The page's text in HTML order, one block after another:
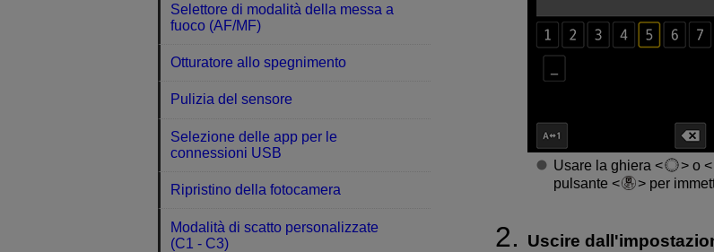
Usare la ghiera o
pulsante
per
Uscire
Selettore di modalità della messa a
fuoco (AF/MF)
Otturatore allo spegnimento
Pulizia del sensore
Selezione delle app per le
connessioni USB
Ripristino della fotocamera
Modalità di scatto personalizzate
(C1 - C3)